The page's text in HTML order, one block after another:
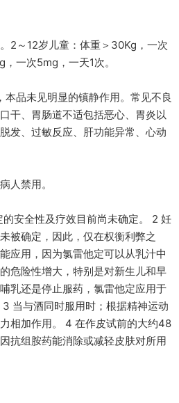
2～12岁儿童：体重＞30Kg，一次
一次5mg，一天1次。
品未见明显的镇静作用。常见不良
干、胃肠道不适包括恶心、胃炎以
发、过敏反应、肝功能异常、心动
人禁用。
安全性及疗效目前尚未确定。 2 妊
被确定，因此，仅在权衡利弊之
应用，因为氯雷他定可以从乳汁中
危险性增大，特别是对新生儿和早
乳还是停止服药，氯雷他定应用于
当与酒同时服用时；根据精神运动
相加作用。 4 在作皮试前的大约48
抗组胺药能消除或减轻皮肤对所用